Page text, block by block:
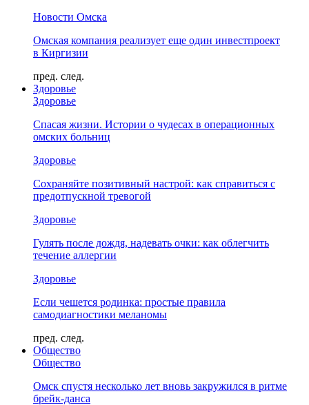
Новости Омска
Омская компания реализует еще один инвестпроект
в Киргизии
пред. след.
Здоровье
Здоровье
Спасая жизни. Истории о чудесах в операционных
омских больниц
Здоровье
Сохраняйте позитивный настрой: как справиться с
предотпускной тревогой
Здоровье
Гулять после дождя, надевать очки: как облегчить
течение аллергии
Здоровье
Если чешется родинка: простые правила
самодиагностики меланомы
пред. след.
Общество
Общество
Омск спустя несколько лет вновь закружился в ритме
брейк-данса